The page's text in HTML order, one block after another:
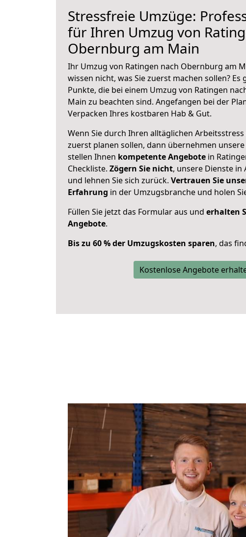
Stressfreie Umzüge:
für Ihren Umzug von
Obernburg am Main
Ihr Umzug von Ratingen nach Obernburg am
wissen nicht, was Sie zuerst machen sollen?
Punkte, die bei einem Umzug von Ratingen
Main zu beachten sind. Angefangen bei der
Verpacken Ihres kostbaren Hab & Gut.
Wenn Sie durch Ihren alltäglichen
zuerst planen sollen, dann übernehmen
stellen Ihnen kompetente Angebote in
Checkliste. Zögern Sie nicht, unsere Dienste in
und lehnen Sie sich zurück. Vertrauen Sie
Erfahrung in der Umzugsbranche und holen
Füllen Sie jetzt das Formular aus und erhalten
Angebote.
Bis zu 60 % der Umzugskosten sparen, das
Kostenlose Angebote